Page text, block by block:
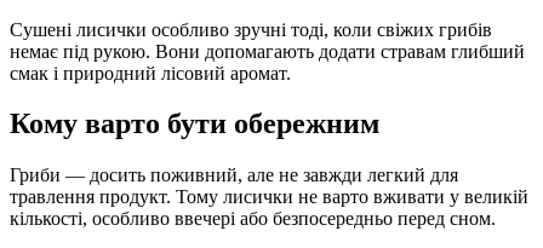
Сушені лисички особливо зручні тоді, коли свіжих грибів
немає під рукою. Вони допомагають додати стравам глибший
смак і природний лісовий аромат.
Кому варто бути обережним
Гриби — досить поживний, але не завжди легкий для
травлення продукт. Тому лисички не варто вживати у великій
кількості, особливо ввечері або безпосередньо перед сном.